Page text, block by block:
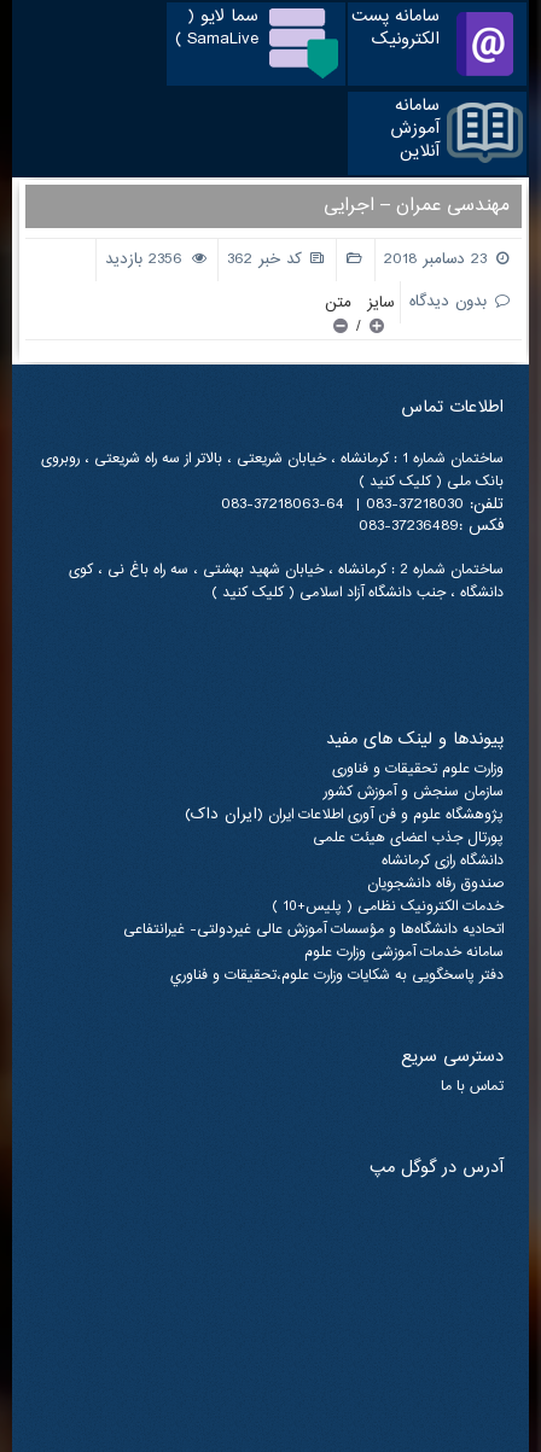
سامانه پست
الکترونیک
سما لایو (
SamaLive )
سامانه
آموزش
آنلاین
مهندسی عمران – اجرایی
23 دسامبر 2018 کد خبر 362
بدون دیدگاه سایز متن
/
اطلاعات تماس
ساختمان شماره 1 : کرمانشاه ، خیابان شریعتی ، بالاتر از سه راه شریعتی ، روبروی
بانک ملی ( کلیک کنید )
تلفن: 37218030-083 | 64-37218063-083
فکس :37236489-083
ساختمان شماره 2 : کرمانشاه ، خیابان شهید بهشتی ، سه راه باغ نی ، کوی
دانشگاه ، جنب دانشگاه آزاد اسلامی ( کلیک کنید )
پیوندها و لینک های مفید
وزارت علوم تحقیقات و فناوری
سازمان سنجش و آموزش کشور
پژوهشگاه علوم و فن آوری اطلاعات ایران (ایران داک)
پورتال جذب اعضای هیئت علمی
دانشگاه رازی کرمانشاه
صندوق رفاه دانشجویان
خدمات الکترونیک نظامی ( پلیس+10 )
اتحادیه دانشگاه‌ها و مؤسسات آموزش عالی غیردولتی- غیرانتفاعی
سامانه خدمات آموزشی وزارت علوم
دفتر پاسخگویی به شکایات وزارت علوم،تحقيقات و فناوري
دسترسی سریع
تماس با ما
آدرس در گوگل مپ